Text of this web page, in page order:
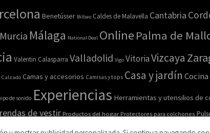
Benetússer Bilbao Caldes de Malavella Cantabria
Murcia Málaga National Deal Online Palma de
Valentin Calasparra Valladolid Vigo VitoriaVizcaya
Calzado Camas y accesorios Camisas y tops Casa y jardín
de sonido Experiencias Herramientas y utensilios de
de vestir Productos del hogar Protectores para colchones
Salud y belleza Sofás Sombreros